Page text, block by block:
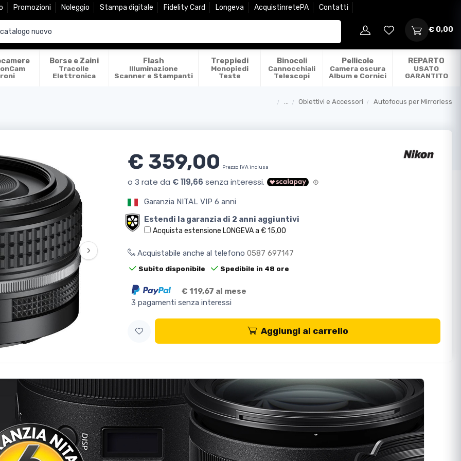
Promozioni Noleggio Stampa digitale Fidelity Card Longeva AcquistinretePA Contatti
€ 0,00
Borse e Zaini
Tracolle
Elettronica
Flash
Illuminazione
Scanner e Stampanti
Treppiedi
Monopiedi
Teste
Binocoli
Cannocchiali
Telescopi
Pellicole
Camera oscura
Album e Cornici
REPARTO
USATO
GARANTITO
Obiettivi e Accessori Autofocus per Mirrorless
›
€ 359,00 Prezzo IVA inclusa
Garanzia NITAL VIP 6 anni
Estendi la garanzia di 2 anni aggiuntivi
Acquista estensione LONGEVA a € 15,00
Acquistabile anche al telefono 0587 697147
Subito disponibile Spedibile in 48 ore
€ 119,67 al mese
3 pagamenti senza interessi
Aggiungi al carrello